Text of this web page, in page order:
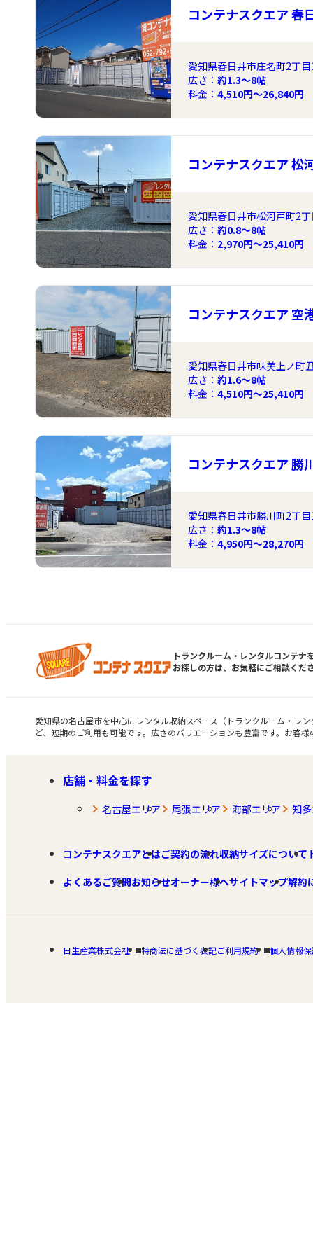
コンテナスクエア 春
愛知県春日井市庄名町2丁
広さ： 約1.3〜8帖
料金： 4,510円～26,840円
コンテナスクエア 松
愛知県春日井市松河戸町2
広さ： 約0.8〜8帖
料金： 2,970円～25,410円
コンテナスクエア 空
愛知県春日井市味美上ノ町
広さ： 約1.6〜8帖
料金： 4,510円～25,410円
コンテナスクエア 勝
愛知県春日井市勝川町2丁
広さ： 約1.3〜8帖
料金： 4,950円～28,270円
トランクルーム・レンタルコンテナ
お探しの方は、お気軽にご相談くだ
愛知県の名古屋市を中心にレンタル収納スペース（トランクルーム・レ
ど、短期のご利用も可能です。広さのバリエーションも豊富です。お客
店舗・料金を探す
名古屋エリア 尾張エリア 海部エリア 知
コンテナスクエアとはご契約の流れ収納サイズについて
よくあるご質問お知らせオーナー様へサイトマップ解約
日生産業株式会社 特商法に基づく表記ご利用規約 個人情報